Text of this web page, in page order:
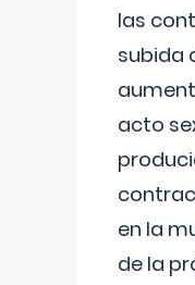
las
subida
acto
en la
de la